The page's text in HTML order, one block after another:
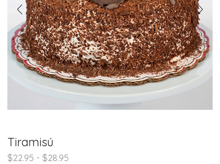
Tiramisú
$22.95 - $28.95